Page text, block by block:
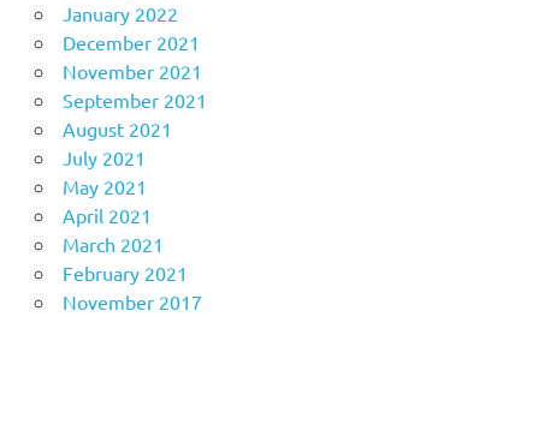
January 2022
December 2021
November 2021
September 2021
August 2021
July 2021
May 2021
April 2021
March 2021
February 2021
November 2017